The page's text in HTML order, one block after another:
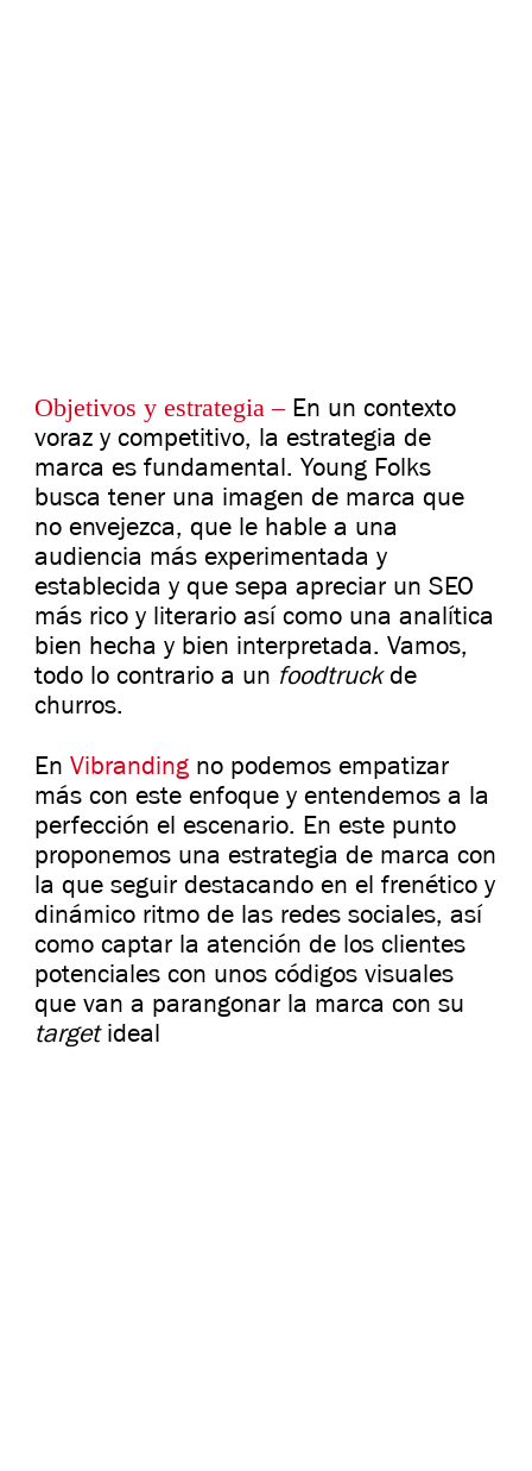
Objetivos y estrategia –En un contexto
voraz y competitivo, la estrategia de
marca es fundamental. Young Folks
busca tener una imagen de marca que
no envejezca, que le hable a una
audiencia más experimentada y
establecida y que sepa apreciar un SEO
más rico y literario así como una analítica
bien hecha y bien interpretada. Vamos,
todo lo contrario a un foodtruckde
churros.
En Vibranding no podemos empatizar
más con este enfoque y entendemos a la
perfección el escenario. En este punto
proponemos una estrategia de marca con
la que seguir destacando en el frenético y
dinámico ritmo de las redes sociales, así
como captar la atención de los clientes
potenciales con unos códigos visuales
que van a parangonar la marca con su
targetideal